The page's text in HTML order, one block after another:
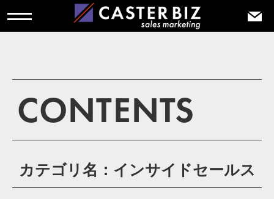
CONTENTS
カテゴリ名：インサイドセールス